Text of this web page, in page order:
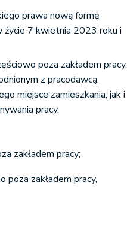
prawa nową formę
życie 7 kwietnia 2023 roku i
poza zakładem pracy,
z pracodawcą.
miejsce zamieszkania, jak i
pracy.
zakładem pracy;
poza zakładem pracy,